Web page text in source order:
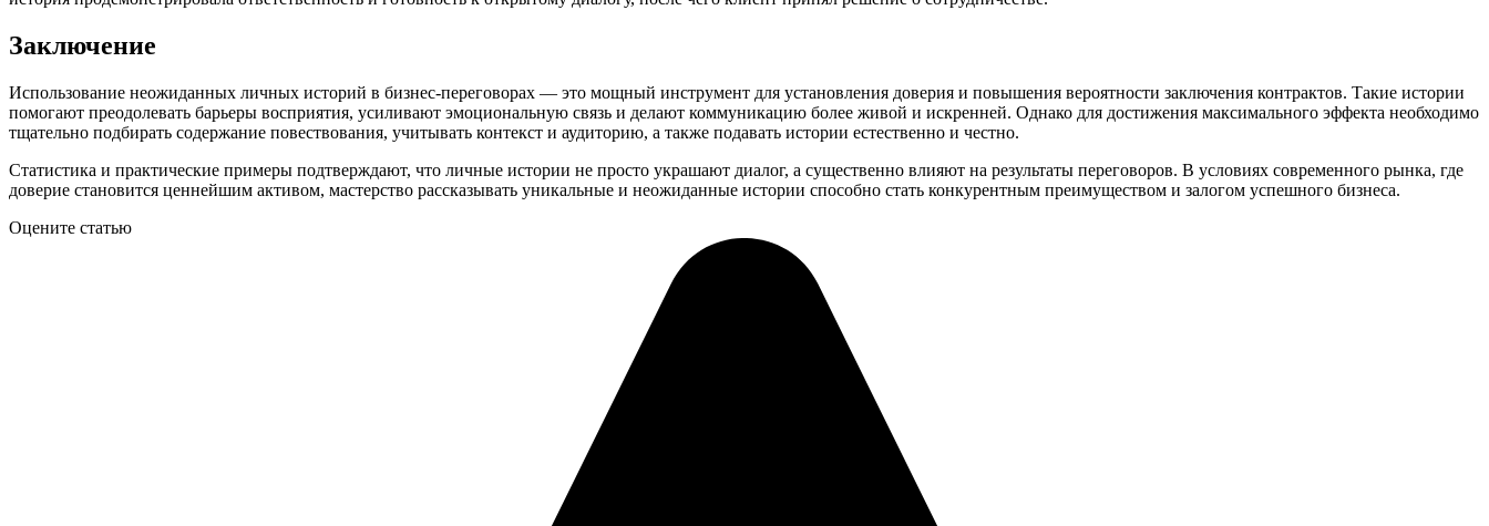
Заключение
Использование неожиданных личных историй в бизнес-переговорах — это мощный инструмент для установления доверия и повышения вероятности заключения контрактов. Такие истории
помогают преодолевать барьеры восприятия, усиливают эмоциональную связь и делают коммуникацию более живой и искренней. Однако для достижения максимального эффекта необходимо
тщательно подбирать содержание повествования, учитывать контекст и аудиторию, а также подавать истории естественно и честно.
Статистика и практические примеры подтверждают, что личные истории не просто украшают диалог, а существенно влияют на результаты переговоров. В условиях современного рынка, где
доверие становится ценнейшим активом, мастерство рассказывать уникальные и неожиданные истории способно стать конкурентным преимуществом и залогом успешного бизнеса.
Оцените статью